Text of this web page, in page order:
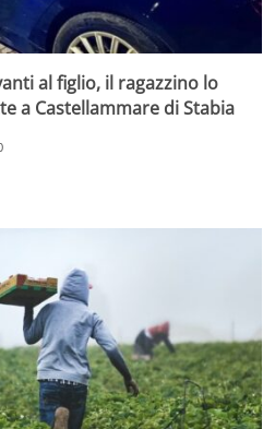
al figlio, il ragazzino lo
a Castellammare di Stabia